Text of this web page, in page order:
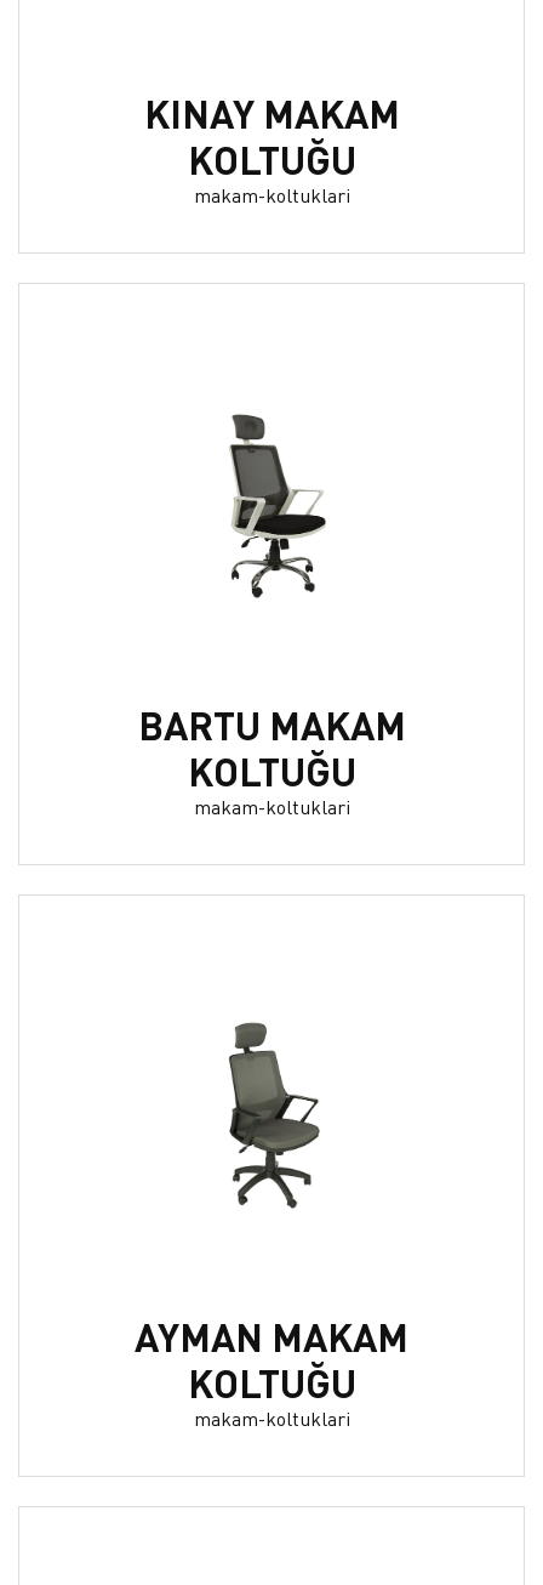
KINAY MAKAM
KOLTUĞU
makam-koltuklari
BARTU MAKAM
KOLTUĞU
makam-koltuklari
AYMAN MAKAM
KOLTUĞU
makam-koltuklari